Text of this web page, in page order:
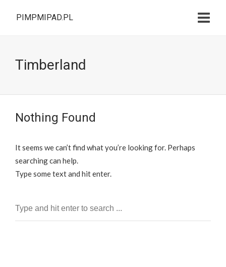
PIMPMIPAD.PL
Timberland
Nothing Found
It seems we can’t find what you’re looking for. Perhaps
searching can help.
Type some text and hit enter.